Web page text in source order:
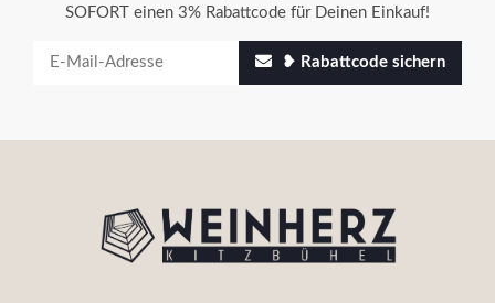
SOFORT einen 3% Rabattcode für Deinen Einkauf!
❥ Rabattcode sichern